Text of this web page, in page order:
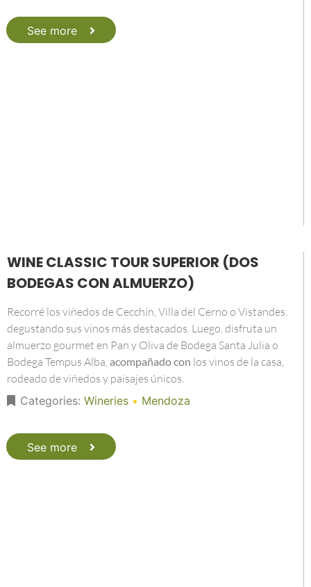
See more
WINE CLASSIC TOUR SUPERIOR (DOS
BODEGAS CON ALMUERZO)
Recorré los viñedos de Cecchin, Villa del Cerno o Vistandes,
degustando sus vinos más destacados. Luego, disfruta un
almuerzo gourmet en Pan y Oliva de Bodega Santa Julia o
Bodega Tempus Alba, acompañado con los vinos de la casa,
rodeado de viñedos y paisajes únicos.
Categories: Wineries • Mendoza
See more